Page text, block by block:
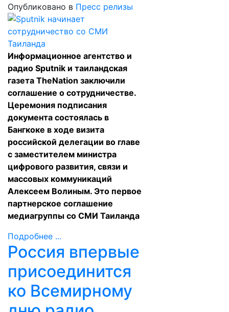
Опубликовано в Пресс релизы
Информационное агентство и
радио Sputnik и таиландская
газета TheNation заключили
соглашение о сотрудничестве.
Церемония подписания
документа состоялась в
Бангкоке в ходе визита
российской делегации во главе
с заместителем министра
цифрового развития, связи и
массовых коммуникаций
Алексеем Волиным. Это первое
партнерское соглашение
медиагруппы со СМИ Таиланда
Подробнее ...
Россия впервые
присоединится
ко Всемирному